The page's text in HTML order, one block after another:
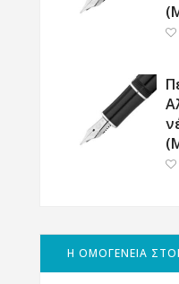
Η ΟΜΟΓΕΝΕΙΑ